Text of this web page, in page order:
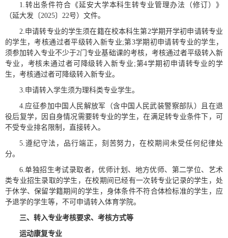
1.转出条件符合《延安大学本科生转专业管理办法（修订）》
（延大发〔2025〕22号）文件。
2.申请转专业的学生须在籍在校本科生第2学期开学初申请转专业
的学生，考核通过者平级转入新专业;第3学期初申请转专业的学生，
须参加转入专业不少于2门专业基础课的考核，考核通过者平级转入新
专业，考核未通过者可降级转入新专业;第4学期初申请转专业的学
生，考核通过者可降级转入新专业。
3.申请转入学生须为理科类专业学生。
4.应征参加中国人民解放军（含中国人民武装警察部队）且在退
役后复学，因自身情况需要转专业的学生，在满足转专业条件下，可
不受专业排名限制，直接转入。
5.遵纪守法，品行端正，刻苦努力，在校期间未受任何纪律处
分。
6.单独招生考试录取者，优师计划、地方优师、第二学位、艺术
类专业招生录取的学生，在校期间已经有一次转专业记录的学生，处
于休学、保留学籍期间的学生，身体条件不符合体检标准的学生，应
予退学的学生等，不可申请转入体育学院。
三、 转入专业考核要求、考核方式等
运动康复专业